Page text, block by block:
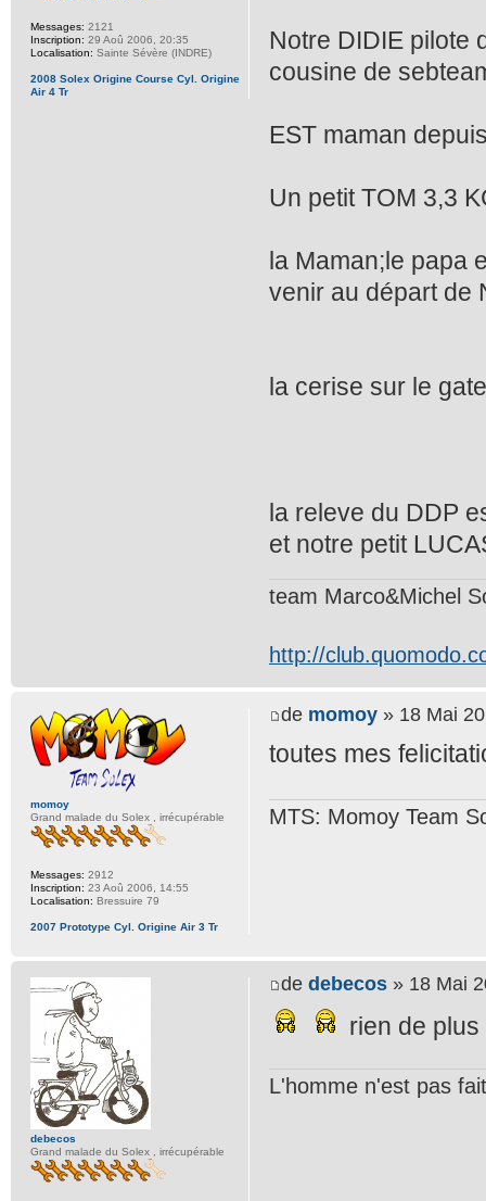
Notre DIDIE pilote
cousine de
EST maman
Un petit TOM 3,3
la Maman;le papa
venir au départ de
la cerise sur le
la releve du DDP
et notre petit
team Marco&Michel
http://
Messages: 2121
Inscription: 29 Aoû 2006, 20:35
Localisation: Sainte Sévère (INDRE)
2008 Solex Origine Course Cyl. Origine
Air 4 Tr
de momoy » 18 Mai
toutes mes
MTS: Momoy Team
momoy
Grand malade du Solex , irrécupérable
Messages: 2912
Inscription: 23 Aoû 2006, 14:55
Localisation: Bressuire 79
2007 Prototype Cyl. Origine Air 3 Tr
de debecos » 18 Mai
rien de plus
L'homme n'est pas
debecos
Grand malade du Solex , irrécupérable